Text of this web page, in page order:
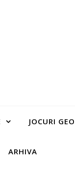
JOCURI
ARHIVA